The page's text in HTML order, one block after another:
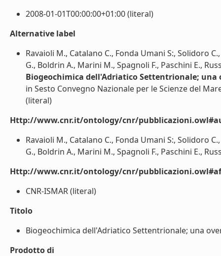
2008-01-01T00:00:00+01:00 (literal)
Alternative label
Ravaioli M., Catalano C., Fonda Umani S:, Solidoro
G., Boldrin A., Marini M., Spagnoli F., Paschini E.,
Biogeochimica dell'Adriatico Settentrionale; una
in Sesto Convegno Nazionale per le Scienze del
(literal)
Http://www.cnr.it/ontology/cnr/
Ravaioli M., Catalano C., Fonda Umani S:, Solidoro
G., Boldrin A., Marini M., Spagnoli F., Paschini E.,
Http://www.cnr.it/ontology/cnr/
CNR-ISMAR (literal)
Titolo
Biogeochimica dell'Adriatico Settentrionale; una
Prodotto di